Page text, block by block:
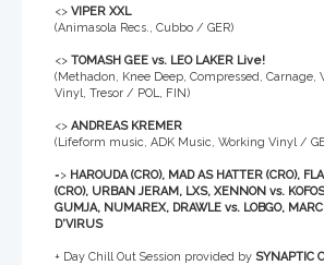
<> VIPER XXL
(Animasola Recs., Cubbo / GER)
<> TOMASH GEE vs. LEO LAKER Live!
(Methadon, Knee Deep, Compressed, Carnage,
Vinyl, Tresor / POL, FIN)
<> ANDREAS KREMER
(Lifeform music, ADK Music, Working Vinyl /
=> HAROUDA (CRO), MAD AS HATTER (CRO),
(CRO), URBAN JERAM, LXS, XENNON vs.
GUMJA, NUMAREX, DRAWLE vs. LOBGO, MARC
D'VIRUS
+ Day Chill Out Session provided by SYNAPTIC